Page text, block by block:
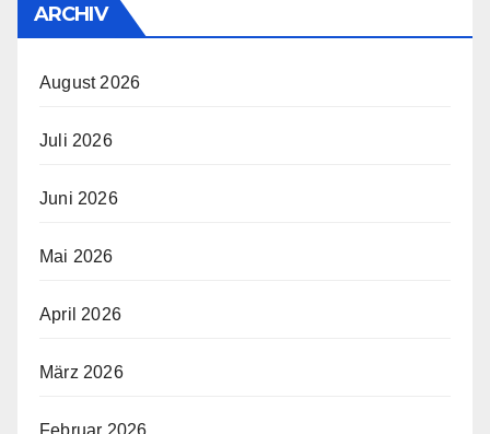
ARCHIV
August 2026
Juli 2026
Juni 2026
Mai 2026
April 2026
März 2026
Februar 2026